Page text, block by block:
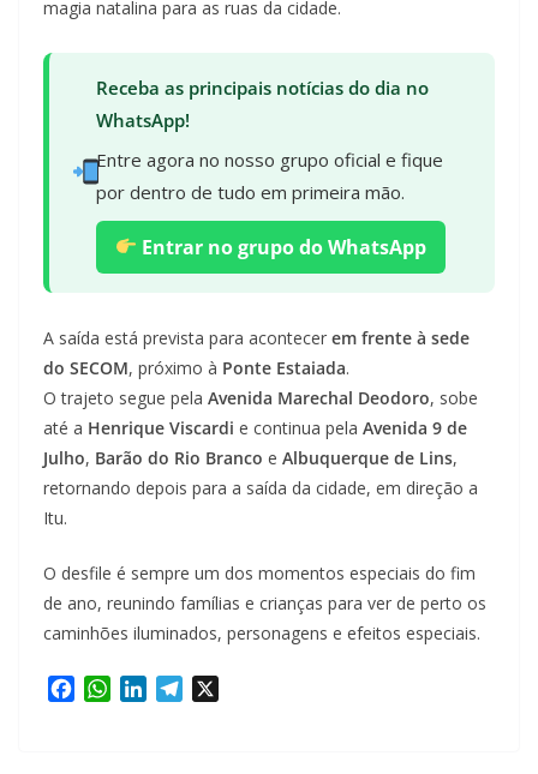
magia natalina para as ruas da cidade.
Receba as principais notícias do dia no
WhatsApp!
Entre agora no nosso grupo oficial e fique
por dentro de tudo em primeira mão.
Entrar no grupo do WhatsApp
A saída está prevista para acontecer em frente à sede
do SECOM, próximo à Ponte Estaiada.
O trajeto segue pela Avenida Marechal Deodoro, sobe
até a Henrique Viscardi e continua pela Avenida 9 de
Julho, Barão do Rio Branco e Albuquerque de Lins,
retornando depois para a saída da cidade, em direção a
Itu.
O desfile é sempre um dos momentos especiais do fim
de ano, reunindo famílias e crianças para ver de perto os
caminhões iluminados, personagens e efeitos especiais.
W